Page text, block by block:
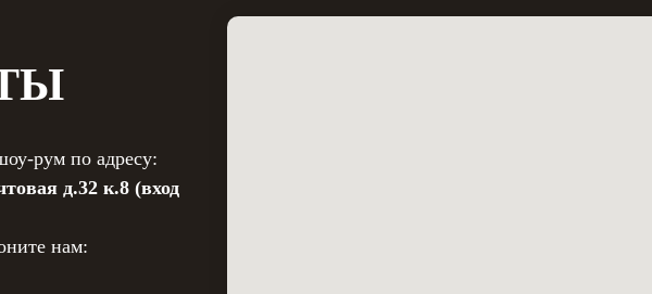
рум по адресу:
д.32 к.8 (вход
нам: